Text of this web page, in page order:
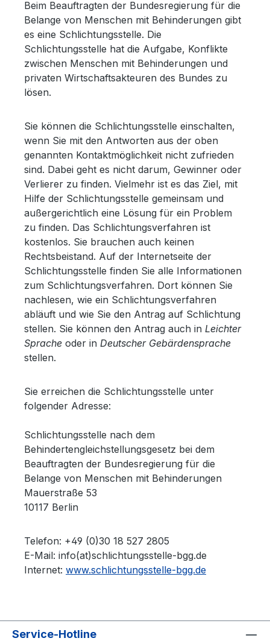
Beim Beauftragten der Bundesregierung für die
Belange von Menschen mit Behinderungen gibt
es eine Schlichtungsstelle. Die
Schlichtungsstelle hat die Aufgabe, Konflikte
zwischen Menschen mit Behinderungen und
privaten Wirtschaftsakteuren des Bundes zu
lösen.
Sie können die Schlichtungsstelle einschalten,
wenn Sie mit den Antworten aus der oben
genannten Kontaktmöglichkeit nicht zufrieden
sind. Dabei geht es nicht darum, Gewinner oder
Verlierer zu finden. Vielmehr ist es das Ziel, mit
Hilfe der Schlichtungsstelle gemeinsam und
außergerichtlich eine Lösung für ein Problem
zu finden. Das Schlichtungsverfahren ist
kostenlos. Sie brauchen auch keinen
Rechtsbeistand. Auf der Internetseite der
Schlichtungsstelle finden Sie alle Informationen
zum Schlichtungsverfahren. Dort können Sie
nachlesen, wie ein Schlichtungsverfahren
abläuft und wie Sie den Antrag auf Schlichtung
stellen. Sie können den Antrag auch in Leichter
Sprache oder in Deutscher Gebärdensprache
stellen.
Sie erreichen die Schlichtungsstelle unter
folgender Adresse:
Schlichtungsstelle nach dem
Behindertengleichstellungsgesetz bei dem
Beauftragten der Bundesregierung für die
Belange von Menschen mit Behinderungen
Mauerstraße 53
10117 Berlin
Telefon: +49 (0)30 18 527 2805
E-Mail: info(at)schlichtungsstelle-bgg.de
Internet: www.schlichtungsstelle-bgg.de
Service-Hotline